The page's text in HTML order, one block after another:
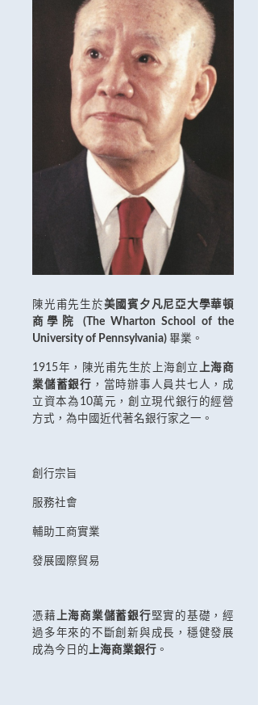
陳光甫先生於美國賓夕凡尼亞大學華頓
商學院 (The Wharton School of the
University of Pennsylvania) 畢業。
1915年，陳光甫先生於上海創立上海商
業儲蓄銀行 ，當時辦事人員共七人，成
立資本為10萬元，創立現代銀行的經營
方式，為中國近代著名銀行家之一。
創行宗旨
服務社會
輔助工商實業
發展國際貿易
憑藉上海商業儲蓄銀行堅實的基礎，經
過多年來的不斷創新與成長，穩健發展
成為今日的上海商業銀行 。